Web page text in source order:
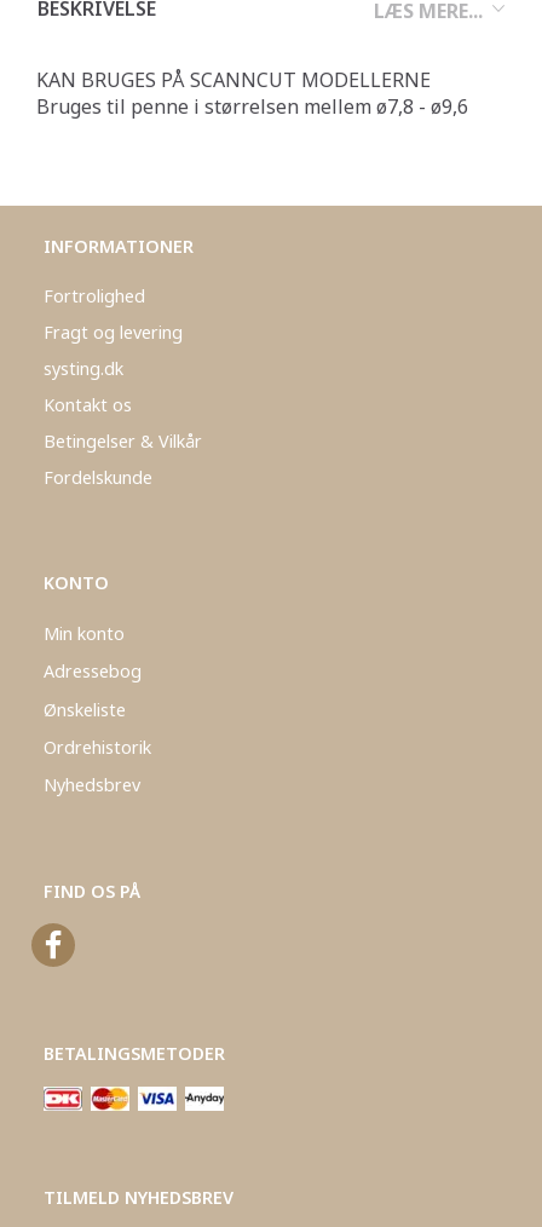
LÆS MERE...
BESKRIVELSE
KAN BRUGES PÅ SCANNCUT MODELLERNE
Bruges til penne i størrelsen mellem ø7,8 - ø9,6
INFORMATIONER
Fortrolighed
Fragt og levering
systing.dk
Kontakt os
Betingelser & Vilkår
Fordelskunde
KONTO
Min konto
Adressebog
Ønskeliste
Ordrehistorik
Nyhedsbrev
FIND OS PÅ
BETALINGSMETODER
TILMELD NYHEDSBREV